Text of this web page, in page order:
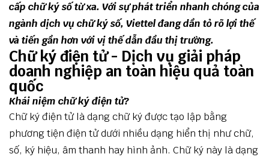
cấp chữ ký số từ xa. Với sự phát triển nhanh chóng của
ngành dịch vụ chữ ký số, Viettel đang dần tỏ rõ lợi thế
và tiến gần hơn với vị thế dẫn đầu thị trường.
Chữ ký điện tử - Dịch vụ giải pháp
doanh nghiệp an toàn hiệu quả toàn
quốc
Khái niệm chữ ký điện tử?
Chữ ký điện tử là dạng chữ ký được tạo lập bằng
phương tiện điện tử dưới nhiều dạng hiển thị như chữ,
số, ký hiệu, âm thanh hay hình ảnh. Chữ ký này là dạng